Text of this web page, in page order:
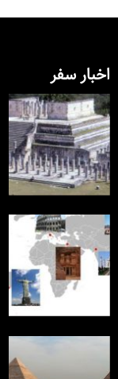
اخبار سفر